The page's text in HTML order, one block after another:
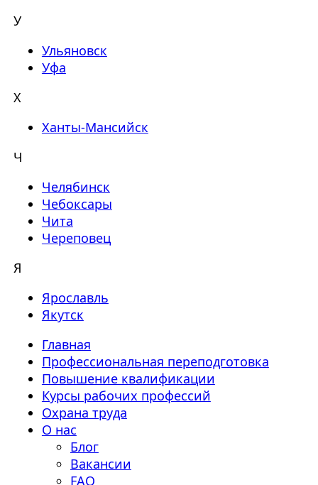
У
Ульяновск
Уфа
Х
Ханты-Мансийск
Ч
Челябинск
Чебоксары
Чита
Череповец
Я
Ярославль
Якутск
Главная
Профессиональная переподготовка
Повышение квалификации
Курсы рабочих профессий
Охрана труда
О нас
Блог
Вакансии
FAQ